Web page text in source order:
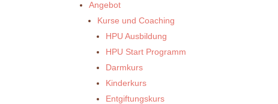
Angebot
Kurse und Coaching
HPU Ausbildung
HPU Start Programm
Darmkurs
Kinderkurs
Entgiftungskurs